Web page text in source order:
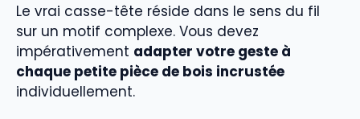
Le vrai casse-tête réside dans le sens du fil
sur un motif complexe. Vous devez
impérativement adapter votre geste à
chaque petite pièce de bois incrustée
individuellement.